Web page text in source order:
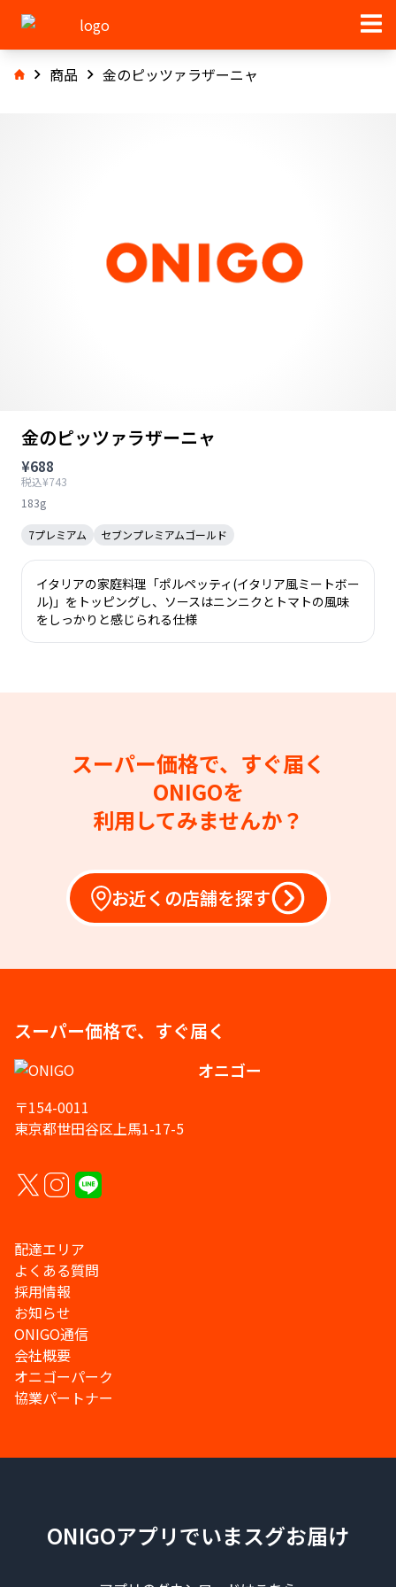
商品 金のピッツァラザーニャ
金のピッツァラザーニャ
¥688
税込¥743
183g
7プレミアム セブンプレミアムゴールド
イタリアの家庭料理「ポルペッティ(イタリア風ミートボー
ル)」をトッピングし、ソースはニンニクとトマトの風味
をしっかりと感じられる仕様
スーパー価格で、すぐ届く
ONIGOを
利用してみませんか？
お近くの店舗を探す
スーパー価格で、すぐ届く
オニゴー
〒154-0011
東京都世田谷区上馬1-17-5
配達エリア
よくある質問
採用情報
お知らせ
ONIGO通信
会社概要
オニゴーパーク
協業パートナー
ONIGOアプリでいまスグお届け